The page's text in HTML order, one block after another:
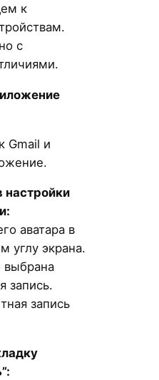
к
с
Gmail и
настройки
аватара в
углу экрана.
выбрана
запись.
запись